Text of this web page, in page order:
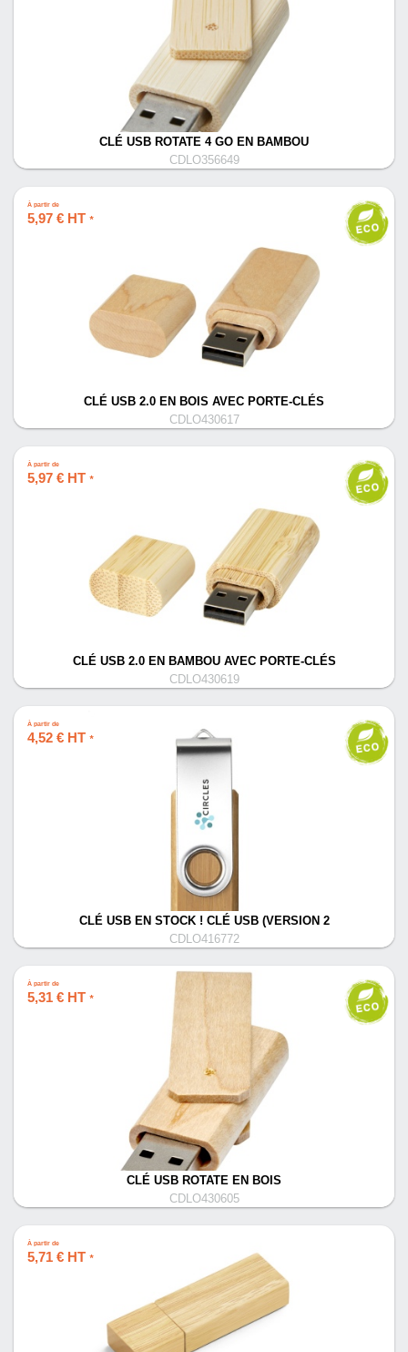
CLÉ USB ROTATE 4 GO EN BAMBOU
CDLO356649
À partir de
5,97 € HT *
CLÉ USB 2.0 EN BOIS AVEC PORTE-CLÉS
CDLO430617
À partir de
5,97 € HT *
CLÉ USB 2.0 EN BAMBOU AVEC PORTE-CLÉS
CDLO430619
À partir de
4,52 € HT *
CLÉ USB EN STOCK ! CLÉ USB (VERSION 2
CDLO416772
À partir de
5,31 € HT *
CLÉ USB ROTATE EN BOIS
CDLO430605
À partir de
5,71 € HT *